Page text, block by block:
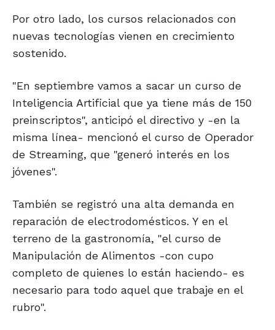
Por otro lado, los cursos relacionados con
nuevas tecnologías vienen en crecimiento
sostenido.
"En septiembre vamos a sacar un curso de
Inteligencia Artificial que ya tiene más de 150
preinscriptos", anticipó el directivo y -en la
misma línea- mencionó el curso de Operador
de Streaming, que "generó interés en los
jóvenes".
También se registró una alta demanda en
reparación de electrodomésticos. Y en el
terreno de la gastronomía, "el curso de
Manipulación de Alimentos -con cupo
completo de quienes lo están haciendo- es
necesario para todo aquel que trabaje en el
rubro".